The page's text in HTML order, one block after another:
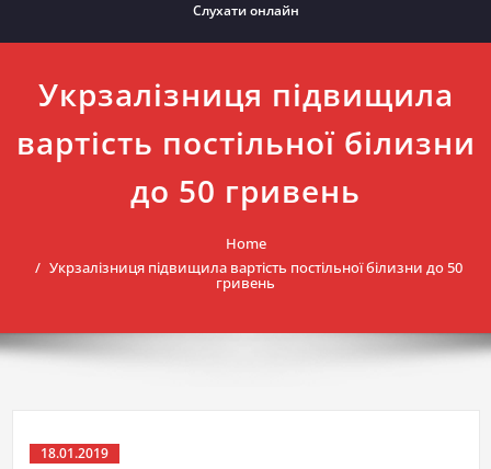
Слухати онлайн
Укрзалізниця підвищила
вартість постільної білизни
до 50 гривень
Home
Укрзалізниця підвищила вартість постільної білизни до 50
гривень
18.01.2019